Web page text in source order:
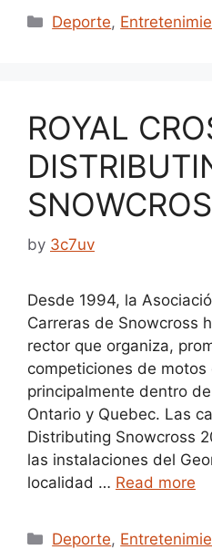
Categories
Deporte,
ROYAL
by 3c7uv
Desde 1994, la
Carreras de Snowcross
rector que organiza,
competiciones de
principalmente dentro
Ontario y Quebec. Las
Distributing Snowcross
las instalaciones del
localidad … Read more
Categories
Deporte,